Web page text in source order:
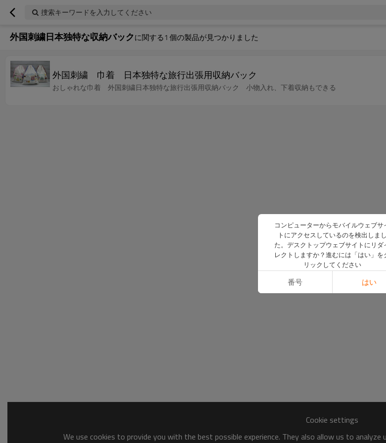
捜索キーワードを入力してください
外国刺繍日本独特な収納バックに関する1 個の製品が見つかりました
外国刺繍 巾着 日本独特な旅行出張用収納バック
おしゃれな巾着 外国刺繍日本独特な旅行出張用収納バック 小物入れ、下着収納もできる
Cookie settings
We use cookies to provide you with the best possible experience. They also allow us to
コンピューターからモバイルウェブサ
トにアクセスしているのを検出しまし
た。デスクトップウェブサイトにリダ
レクトしますか？進むには「はい」を
リックしてください
番号 はい